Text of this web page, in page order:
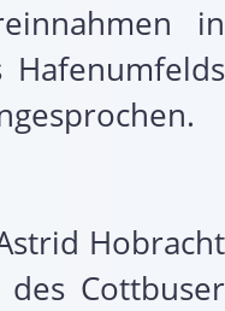
in
Hobracht
Cottbuser